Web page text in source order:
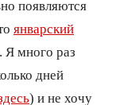
появляются
январский
Я много раз
дней
) и не хочу